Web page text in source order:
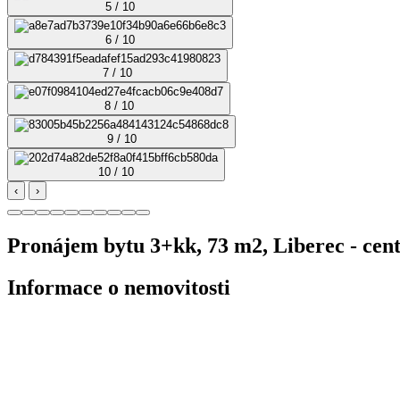
5 / 10
6 / 10
7 / 10
8 / 10
9 / 10
10 / 10
‹
›
Pronájem bytu 3+kk, 73 m2, Liberec -
Informace o nemovitosti